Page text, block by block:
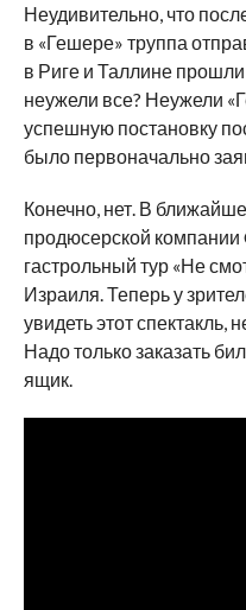
Неудивительно, что
в «Гешере» труппа
в Риге и Таллине
неужели все? Неужели
успешную постановку
было первоначально
Конечно, нет. В
продюсерской компании
гастрольный тур «Не
Израиля. Теперь у
увидеть этот спектакль,
Надо только заказать
ящик.